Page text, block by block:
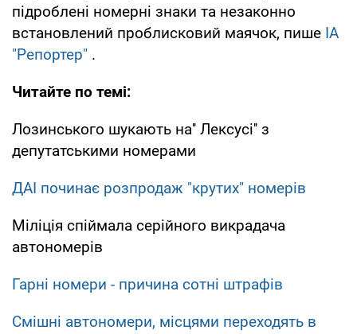
підроблені номерні знаки та незаконно
встановлений проблисковий маячок, пише ІА
"Репортер" .
Читайте по темі:
Лозинського шукають на'' Лексусі'' з
депутатськими номерами
ДАІ починає розпродаж "крутих" номерів
Міліція спіймала серійного викрадача
автономерів
Гарні номери - причина сотні штрафів
Смішні автономери, місцями переходять в